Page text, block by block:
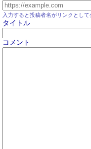
入力すると投稿者名がリンクとして
タイトル
コメント